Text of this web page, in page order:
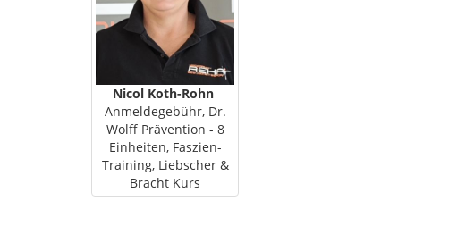
Nicol Koth-Rohn
Anmeldegebühr, Dr.
Wolff Prävention - 8
Einheiten, Faszien-
Training, Liebscher &
Bracht Kurs